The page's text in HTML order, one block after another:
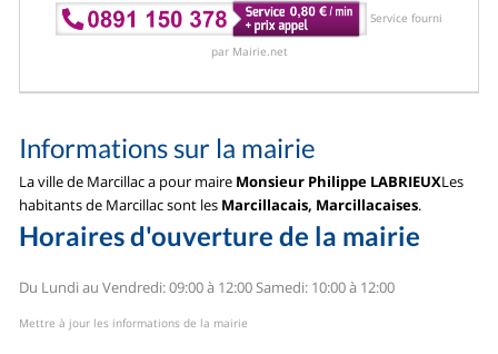
Service fourni
par Mairie.net
Informations sur la mairie
La ville de Marcillac a pour maire Monsieur Philippe LABRIEUXLes
habitants de Marcillac sont les Marcillacais, Marcillacaises.
Horaires d'ouverture de la mairie
Du Lundi au Vendredi: 09:00 à 12:00Samedi: 10:00 à 12:00
Mettre à jour les informations de la mairie